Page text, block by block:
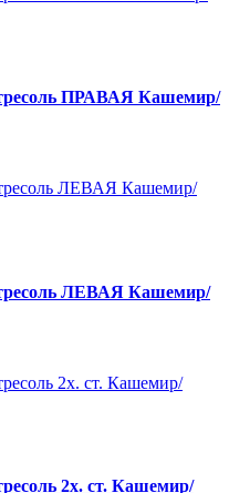
ПРАВАЯ Кашемир/
ЛЕВАЯ Кашемир/
2х. ст. Кашемир/